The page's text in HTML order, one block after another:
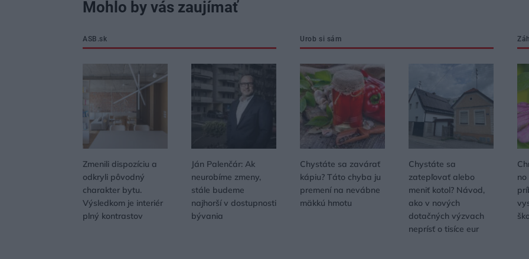
Mohlo by vás zaujímať
ASB.sk
Zmenili dispozíciu a
odkryli pôvodný
charakter bytu.
Výsledkom je interiér
plný kontrastov
Ján Palenčár: Ak
neurobíme zmeny,
stále budeme
najhorší v dostupnosti
bývania
Urob si sám
Chystáte sa zavárať
kápiu? Táto chyba ju
premení na nevábne
mäkkú hmotu
Chystáte sa
zatepľovať alebo
meniť kotol? Návod,
ako v nových
dotačných výzvach
neprísť o tisíce eur
no